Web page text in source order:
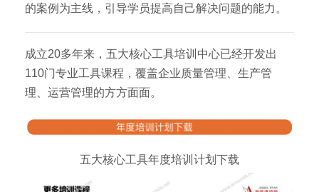
的案例为主线，引导学员提高自己解决问题的能力。
成立20多年来，五大核心工具培训中心已经开发出
110门专业工具课程，覆盖企业质量管理、生产管
理、运营管理的方方面面。
五大核心工具年度培训计划下载